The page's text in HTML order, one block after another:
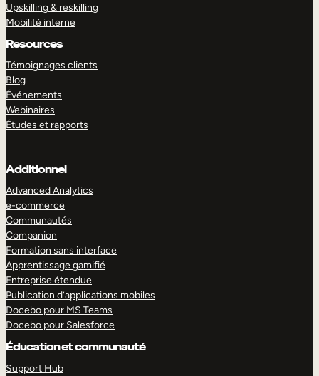
Upskilling & reskilling
Mobilité interne
Resources
Témoignages clients
Blog
Événements
Webinaires
Études et rapports
Additionnel
Advanced Analytics
e-commerce
Communautés
Companion
Formation sans interface
Apprentissage gamifié
Entreprise étendue
Publication d’applications mobiles
Docebo pour MS Teams
Docebo pour Salesforce
Éducation et communauté
Support Hub